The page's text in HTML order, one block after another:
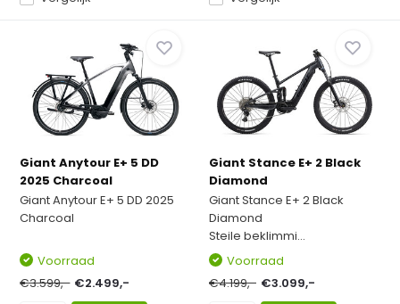
Giant Anytour E+ 5 DD
2025 Charcoal
Giant Anytour E+ 5 DD 2025
Charcoal
Voorraad
€3.599,- €2.499,-
Giant Stance E+ 2 Black
Diamond
Giant Stance E+ 2 Black
Diamond
Steile beklimmi...
Voorraad
€4.199,- €3.099,-